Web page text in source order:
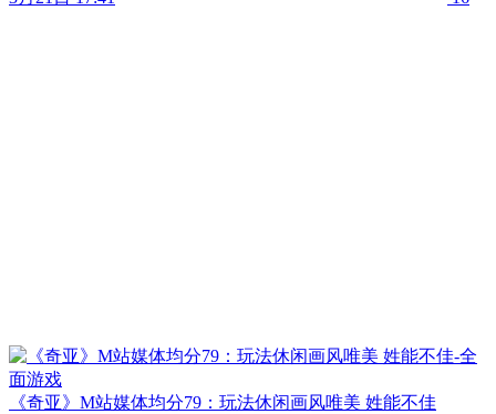
《奇亚》M站媒体均分79：玩法休闲画风唯美 姓能不佳